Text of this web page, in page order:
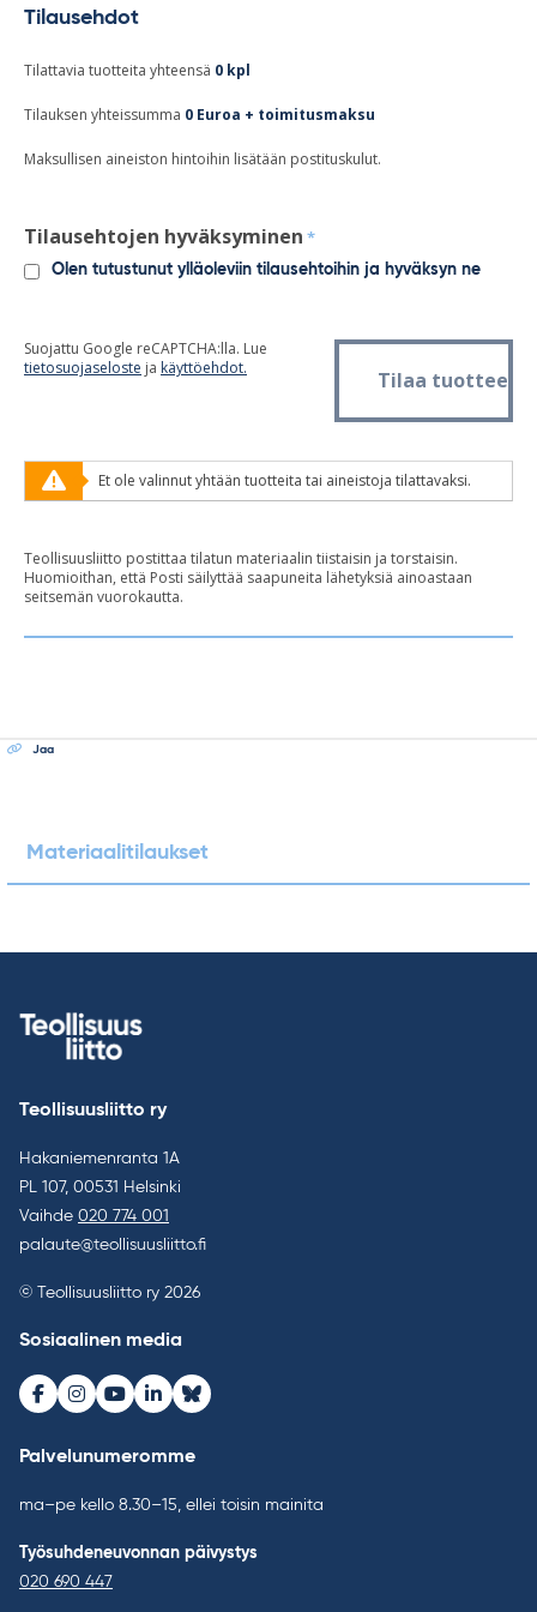
Materiaalitilaukset
Tilausehdot
Tilattavia tuotteita yhteensä 0 kpl
Tilauksen yhteissumma 0 Euroa + toimitusmaksu
Maksullisen aineiston hintoihin lisätään postituskulut.
Tilausehtojen hyväksyminen *
Olen tutustunut ylläoleviin tilausehtoihin ja hyväksyn ne
Suojattu Google reCAPTCHA:lla. Lue
tietosuojaseloste ja käyttöehdot.
Et ole valinnut yhtään tuotteita tai aineistoja tilattavaksi.
Teollisuusliitto postittaa tilatun materiaalin tiistaisin ja torstaisin.
Huomioithan, että Posti säilyttää saapuneita lähetyksiä ainoastaan
seitsemän vuorokautta.
Jaa
Teollisuusliitto ry
Hakaniemenranta 1A
PL 107, 00531 Helsinki
Vaihde 020 774 001
palaute@teollisuusliitto.fi
© Teollisuusliitto ry 2026
Sosiaalinen media
Facebook
Instagram
Youtube
LinkedInBluesky
Palvelunumeromme
ma–pe kello 8.30–15, ellei toisin mainita
Työsuhdeneuvonnan päivystys
020 690 447